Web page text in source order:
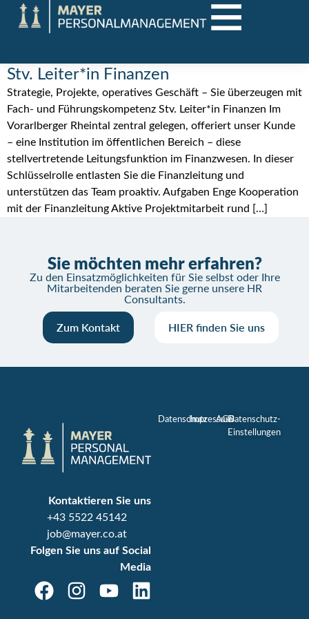
Stv. Leiter*in Finanzen
Strategie, Projekte, operatives Geschäft – Sie überzeugen mit
Fach- und Führungskompetenz Stv. Leiter*in Finanzen Im
Vorarlberger Rheintal zentral gelegen, offeriert unser Kunde
– eine Institution im öffentlichen Bereich – diese
stellvertretende Leitungsfunktion im Finanzwesen. In dieser
Schlüsselrolle entlasten Sie die Finanzleitung und
unterstützen das Team proaktiv. Aufgaben Enge Kooperation
mit der Finanzleitung Aktive Projektmitarbeit rund […]
Sie möchten mehr erfahren?
Zu den Einsatzmöglichkeiten für Sie selbst oder Ihre
Mitarbeitenden beraten Sie gerne unsere HR
Consultants.
Zum Kontakt HIER finden Sie uns
Kontaktieren Sie uns
+43 5522 45142
job@mayer.co.at
Folgen Sie uns auf Social
Media
DatenschutzImpressum
AGBDatenschutz-
Einstellungen